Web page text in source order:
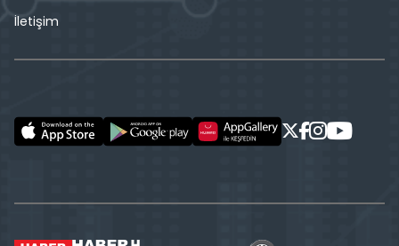
İletişim